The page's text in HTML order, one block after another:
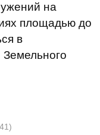
на
площадью до
в
Земельного